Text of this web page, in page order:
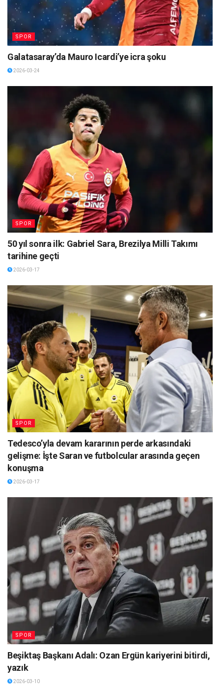
SPOR
Galatasaray’da Mauro Icardi’ye icra şoku
2026-03-24
SPOR
50 yıl sonra ilk: Gabriel Sara, Brezilya Milli Takımı
tarihine geçti
2026-03-17
SPOR
Tedesco’yla devam kararının perde arkasındaki
gelişme: İşte Saran ve futbolcular arasında geçen
konuşma
2026-03-17
SPOR
Beşiktaş Başkanı Adalı: Ozan Ergün kariyerini bitirdi,
yazık
2026-03-10